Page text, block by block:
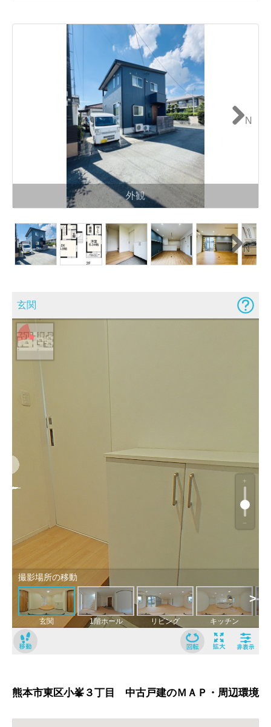
外観
N
N
ext
熊本市東区小峯３丁目 中古戸建のＭＡＰ・周辺環境